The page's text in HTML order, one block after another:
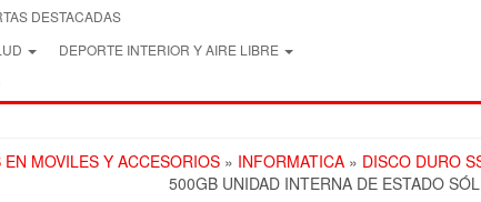
DESTACADAS
DEPORTE INTERIOR Y AIRE LIBRE
MOVILES Y ACCESORIOS » INFORMATICA » DISCO DURO
500GB UNIDAD INTERNA DE ESTADO